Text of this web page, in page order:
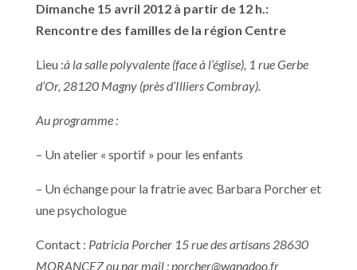
Dimanche 15 avril 2012 à partir de 12 h.:
Rencontre des familles de la région Centre
Lieu :à la salle polyvalente (face à l’église), 1 rue Gerbe
d’Or, 28120 Magny (près d’Illiers Combray).
Au programme :
– Un atelier « sportif » pour les enfants
– Un échange pour la fratrie avec Barbara Porcher et
une psychologue
Contact : Patricia Porcher 15 rue des artisans 28630
MORANCEZ ou par mail :porcher@wanadoo.fr